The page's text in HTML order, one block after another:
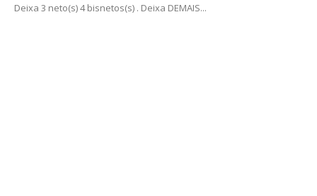
Deixa 3 neto(s) 4 bisnetos(s) . Deixa DEMAIS...